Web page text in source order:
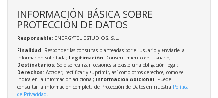
INFORMACIÓN BÁSICA SOBRE
PROTECCIÓN DE DATOS
Responsable: ENERGYTEL ESTUDIOS, S.L.
Finalidad: Responder las consultas planteadas por el usuario y enviarle la
información solicitada; Legitimación: Consentimiento del usuario;
Destinatarios: Solo se realizan cesiones si existe una obligación legal;
Derechos: Acceder, rectificar y suprimir, así como otros derechos, como se
indica en la información adicional; Información Adicional: Puede
consultar la información completa de Protección de Datos en nuestra Política
de Privacidad.